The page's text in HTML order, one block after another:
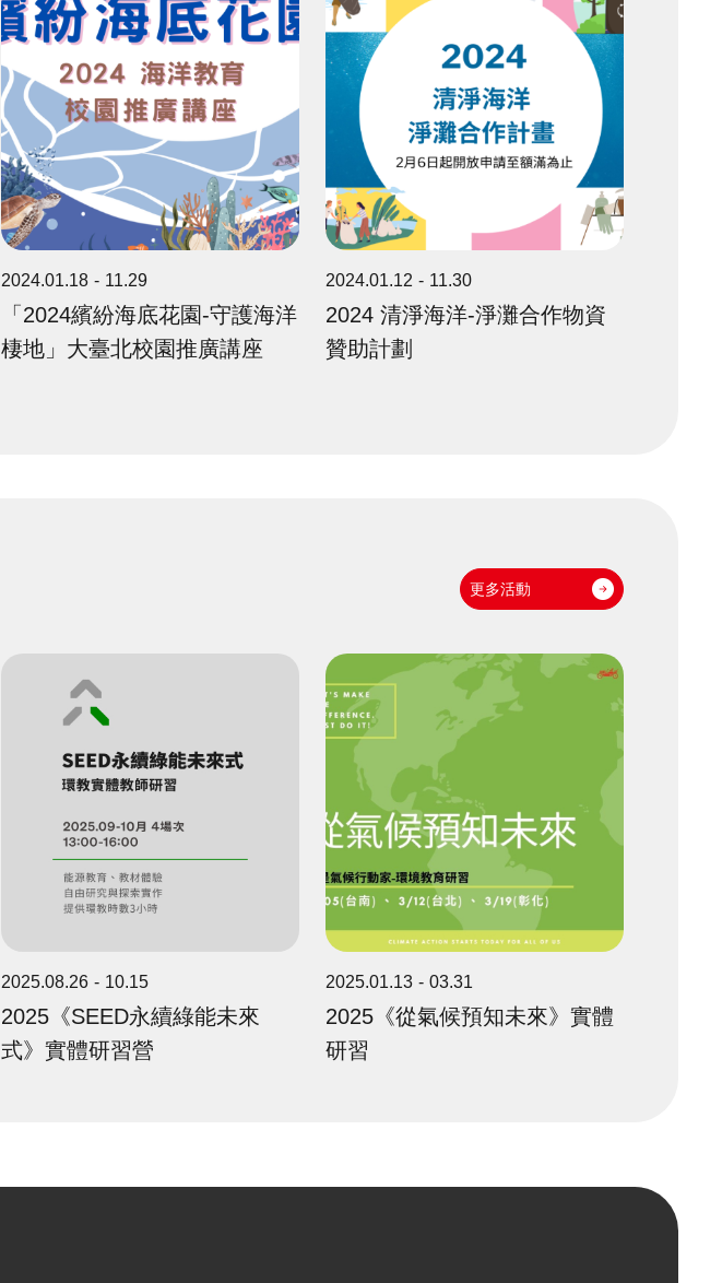
2024.01.18 11.29
「2024繽紛海底花園-守護海洋
棲地」大臺北校園推廣講座
2024.01.12 11.30
2024 清淨海洋-淨灘合作物資
贊助計劃
更多活動
2025.08.26 10.15
2025《SEED永續綠能未來
式》實體研習營
2025.01.13 03.31
2025《從氣候預知未來》實體
研習